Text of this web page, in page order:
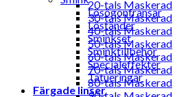
20-tals Maskerad
30-tals Maskerad
40-tals Maskerad
50-tals Maskerad
60-tals Maskerad
70-tals Maskerad
80-tals Maskerad
Lösögonfransar
Löständer
Sminkset
Sminktillbehör
Specialeffekter
Tatueringar
Färgade linser